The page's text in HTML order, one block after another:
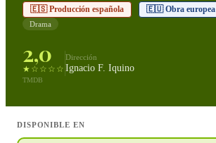
🇪🇸 Producción española 🇪🇺 Obra europea
Drama
2,0
★☆☆☆☆
TMDB
Dirección
Ignacio F. Iquino
DISPONIBLE EN